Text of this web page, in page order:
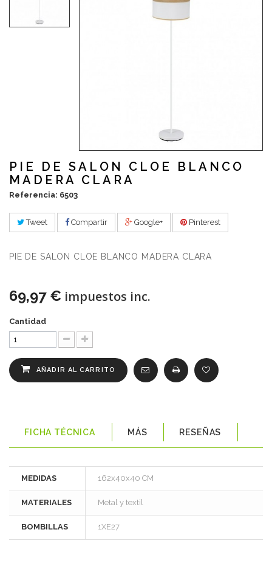
PIE DE SALON CLOE BLANCO
MADERA CLARA
Referencia: 6503
Tweet Compartir Google+ Pinterest
PIE DE SALON CLOE BLANCO MADERA CLARA
69,97 € impuestos inc.
Cantidad
AÑADIR AL CARRITO
FICHA TÉCNICA MÁS RESEÑAS
MEDIDAS 162x40x40 CM
MATERIALES Metal y textil
BOMBILLAS 1XE27